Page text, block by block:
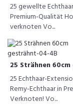
25 gewellte
Premium-Qualität
verknoten Vo...
25 Strähnen
25 Echthaar-
Remy-Echthaar in
Verknoten! Vo...